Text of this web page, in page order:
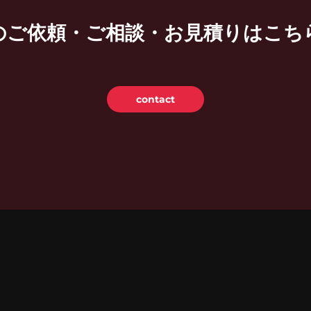
ご依頼・ご相談・お見積りはこち
contact